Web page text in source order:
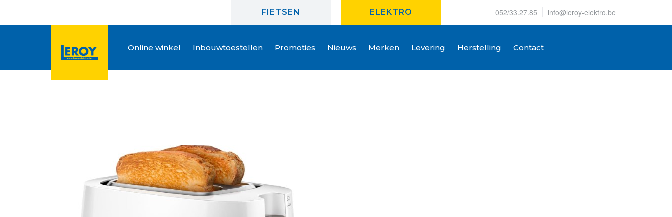
FIETSEN ELEKTRO 052/33.27.85 info@leroy-elektro.be
Online winkel Inbouwtoestellen Promoties Nieuws Merken Levering Herstelling Contact